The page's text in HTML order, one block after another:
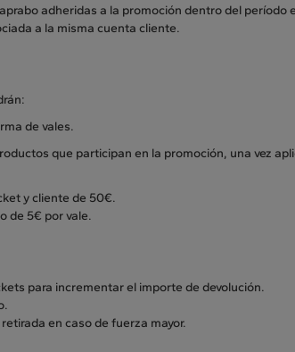
adheridas a la promoción dentro del período
a la misma cuenta cliente.
de vales.
que participan en la promoción, una vez
y cliente de 50€.
de 5€ por vale.
para incrementar el importe de devolución.
en caso de fuerza mayor.